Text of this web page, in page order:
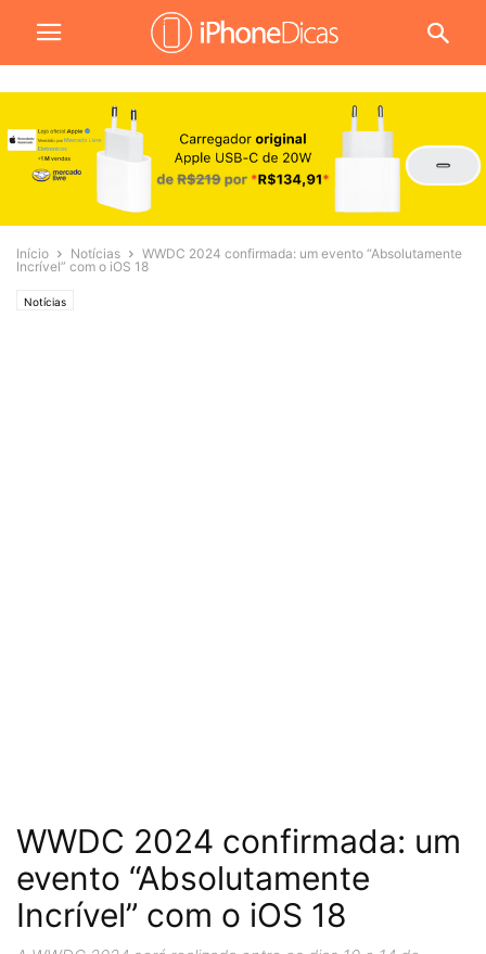
Início Notícias
WWDC 2024 confirmada: um evento “Absolutamente
Incrível” com o iOS 18
Notícias
WWDC 2024 confirmada: um
evento “Absolutamente
Incrível” com o iOS 18